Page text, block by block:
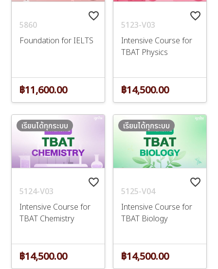
favorite_border
5860
Foundation for IELTS
฿11,600.00
favorite_border
5123-V03
Intensive Course for
TBAT Physics
฿14,500.00
favorite_border
5124-V03
Intensive Course for
TBAT Chemistry
เรียนได้ทุกระบบ
฿14,500.00
favorite_border
5125-V04
Intensive Course for
TBAT Biology
เรียนได้ทุกระบบ
฿14,500.00